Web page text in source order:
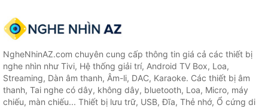
NgheNhinAZ.com chuyên cung cấp thông tin giá cả các thiết bị
nghe nhìn như Tivi, Hệ thống giải trí, Android TV Box, Loa,
Streaming, Dàn âm thanh, Âm-li, DAC, Karaoke. Các thiết bị âm
thanh, Tai nghe có dây, không dây, bluetooth, Loa, Micro, máy
chiếu, màn chiếu... Thiết bị lưu trữ, USB, Đĩa, Thẻ nhớ, Ổ cứng di